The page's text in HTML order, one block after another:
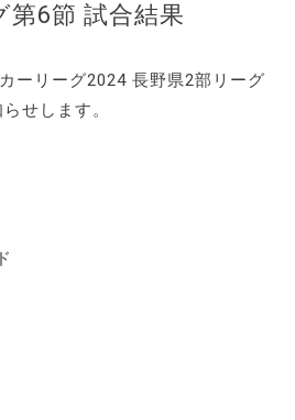
第6節 試合結果
ーリーグ2024 長野県2部リーグ
せします。